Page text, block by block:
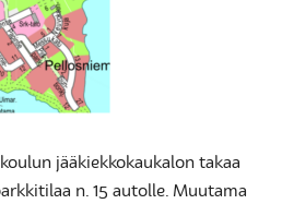
jääkiekkokaukalon takaa
n. 15 autolle. Muutama